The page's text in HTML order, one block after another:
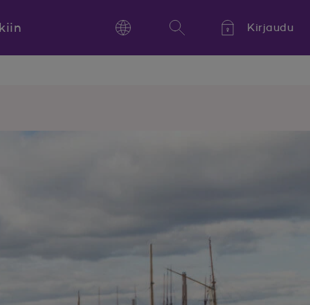
Kieli,
Language Hae
Kirjaudu